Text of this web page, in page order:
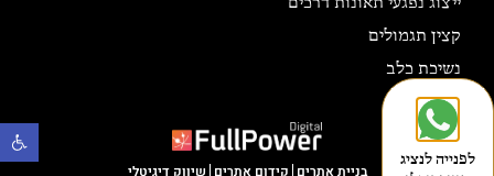
קצין תגמולים
נשיכת כלב
בניית אתרים קידום אתרים שיווק דיגיטלי
לפנייה לנציג